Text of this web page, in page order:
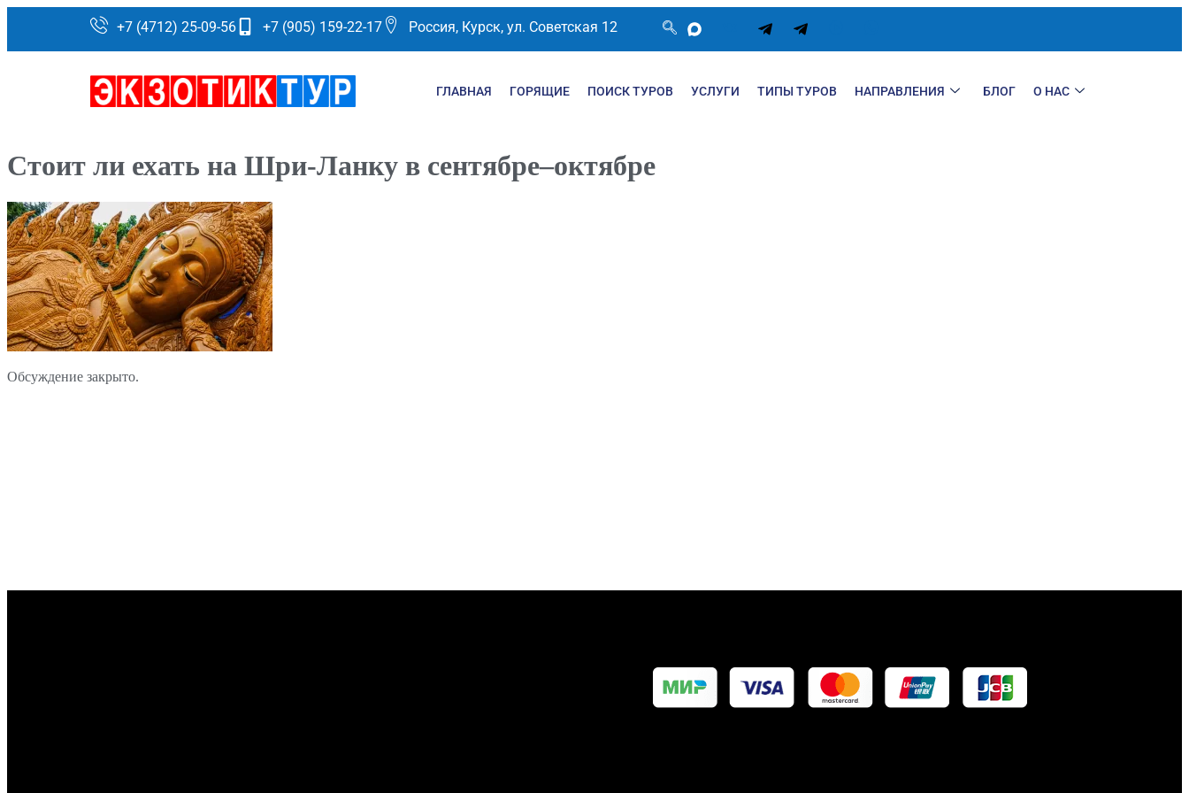
+7 (4712) 25-09-56 +7 (905) 159-22-17 Россия, Курск, ул. Советская 12
ГЛАВНАЯ ГОРЯЩИЕ ПОИСК ТУРОВ УСЛУГИ ТИПЫ ТУРОВ НАПРАВЛЕНИЯ БЛОГ О НАС
Стоит ли ехать на Шри-Ланку в сентябре–октябре
Обсуждение закрыто.